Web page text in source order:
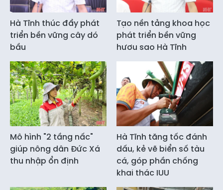
Hà Tĩnh thúc đẩy phát
triển bền vững cây dó
bầu
Tạo nền tảng khoa học
phát triển bền vững
hươu sao Hà Tĩnh
Mô hình "2 tầng nấc"
giúp nông dân Đức Xá
thu nhập ổn định
Hà Tĩnh tăng tốc đánh
dấu, kẻ vẽ biển số tàu
cá, góp phần chống
khai thác IUU